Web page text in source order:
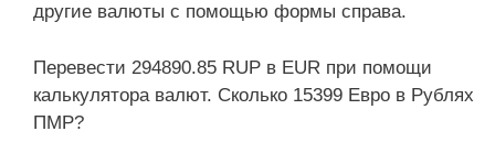
другие валюты с помощью формы справа.
Перевести 294890.85 RUP в EUR при помощи
калькулятора валют. Сколько 15399 Евро в Рублях
ПМР?